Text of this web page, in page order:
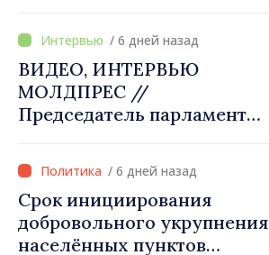
конкретные проекты»
страны. Алексей Бузу:
«Только через сильные
примэрии мы можем
обеспечить качественные
услуги и
инфраструктуру»
/ 6 дней назад
ВИДЕО, ИНТЕРВЬЮ
МОЛДПРЕС //
Председатель парламента
убедить каждое
государство‑член ЕС, что
Республика Молдова
заслуживает быть в
Европейском союзе»
/ 6 дней назад
Срок инициирования
добровольного укрупнения
населённых пунктов